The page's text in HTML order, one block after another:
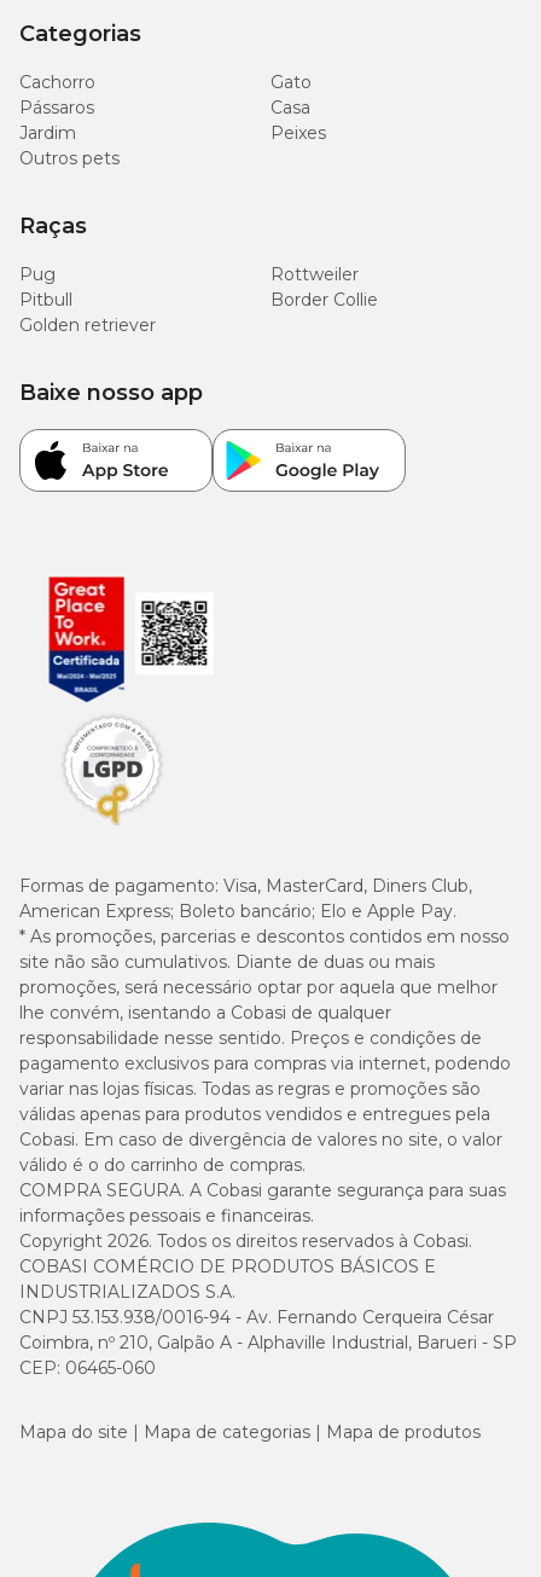
Categorias
Cachorro
Gato
Pássaros
Casa
Jardim
Peixes
Outros pets
Raças
Pug
Rottweiler
Pitbull
Border Collie
Golden retriever
Formas de pagamento: Visa, MasterCard, Diners Club,
American Express; Boleto bancário; Elo e Apple Pay.
* As promoções, parcerias e descontos contidos em nosso
site não são cumulativos. Diante de duas ou mais
promoções, será necessário optar por aquela que melhor
lhe convém, isentando a Cobasi de qualquer
responsabilidade nesse sentido. Preços e condições de
pagamento exclusivos para compras via internet, podendo
variar nas lojas físicas. Todas as regras e promoções são
válidas apenas para produtos vendidos e entregues pela
Cobasi. Em caso de divergência de valores no site, o valor
válido é o do carrinho de compras.
COMPRA SEGURA. A Cobasi garante segurança para suas
informações pessoais e financeiras.
Copyright 2026. Todos os direitos reservados à Cobasi.
COBASI COMÉRCIO DE PRODUTOS BÁSICOS E
INDUSTRIALIZADOS S.A.
CNPJ 53.153.938/0016-94 - Av. Fernando Cerqueira César
Coimbra, nº 210, Galpão A - Alphaville Industrial, Barueri - SP
CEP: 06465-060
Baixe nosso app
Mapa do site Mapa de categorias Mapa de produtos